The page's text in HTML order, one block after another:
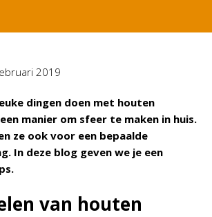
2019
dingen doen met houten
manier om sfeer te maken in huis.
ze ook voor een bepaalde
In deze blog geven we je een
van houten